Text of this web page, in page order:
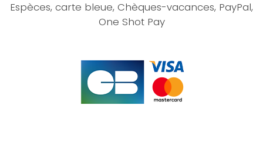
Espèces, carte bleue, Chèques-vacances, PayPal,
One Shot Pay